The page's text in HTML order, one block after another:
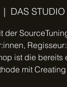
|
DAS
der
ist die
mit